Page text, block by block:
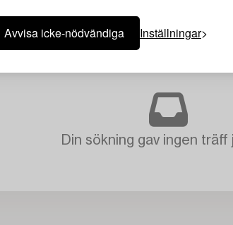
Avvisa icke-nödvändiga Inställningar
Din sökning gav ingen träff